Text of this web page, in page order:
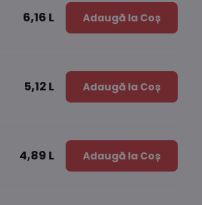
6,16 L Adaugă la Coș
5,12 L Adaugă la Coș
4,89 L Adaugă la Coș